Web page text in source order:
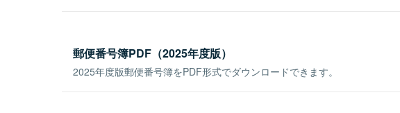
郵便番号簿PDF（2025年度版）
2025年度版郵便番号簿をPDF形式でダウンロードできます。